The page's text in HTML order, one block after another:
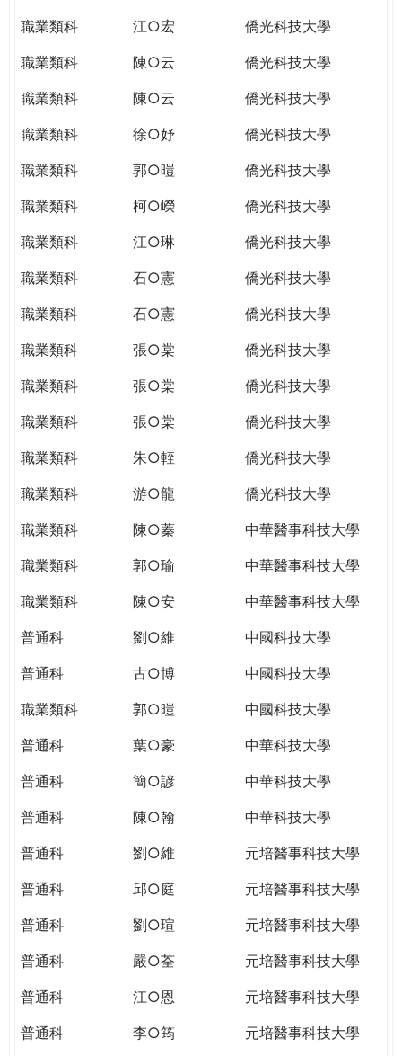
職業類科
江○宏
僑光科技大學
職業類科
陳○云
僑光科技大學
職業類科
陳○云
僑光科技大學
職業類科
徐○妤
僑光科技大學
職業類科
郭○暟
僑光科技大學
職業類科
柯○嶸
僑光科技大學
職業類科
江○琳
僑光科技大學
職業類科
石○憲
僑光科技大學
職業類科
石○憲
僑光科技大學
職業類科
張○棠
僑光科技大學
職業類科
張○棠
僑光科技大學
職業類科
張○棠
僑光科技大學
職業類科
朱○輊
僑光科技大學
職業類科
游○龍
僑光科技大學
職業類科
陳○蓁
中華醫事科技大學
職業類科
郭○瑜
中華醫事科技大學
職業類科
陳○安
中華醫事科技大學
普通科
劉○維
中國科技大學
普通科
古○博
中國科技大學
職業類科
郭○暟
中國科技大學
普通科
葉○豪
中華科技大學
普通科
簡○諺
中華科技大學
普通科
陳○翰
中華科技大學
普通科
劉○維
元培醫事科技大學
普通科
邱○庭
元培醫事科技大學
普通科
劉○瑄
元培醫事科技大學
普通科
嚴○荃
元培醫事科技大學
普通科
江○恩
元培醫事科技大學
普通科
李○筠
元培醫事科技大學